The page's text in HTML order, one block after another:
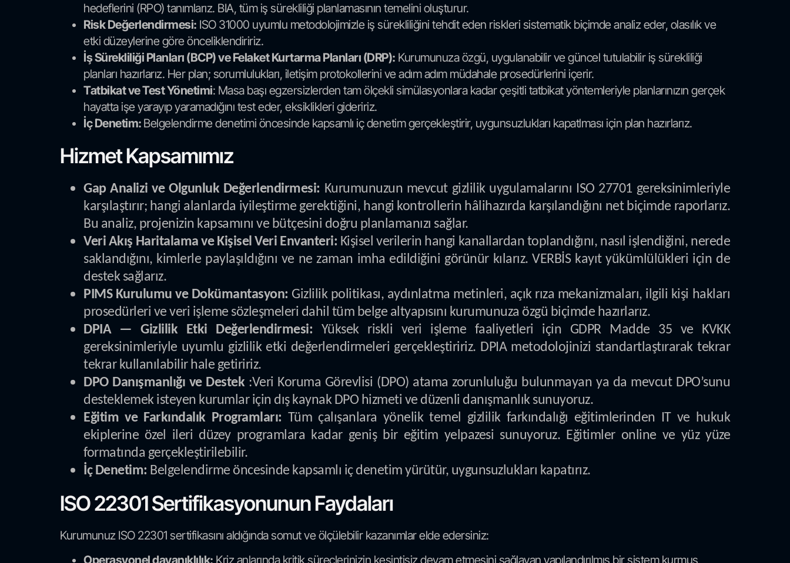
hedeflerini (RPO) tanımlarız. BIA, tüm iş sürekliliği planlamasının temelini oluşturur.
Risk Değerlendirmesi: ISO 31000 uyumlu metodolojimizle iş sürekliliğini tehdit eden riskleri sistematik biçimde analiz eder, olasılık ve
etki düzeylerine göre önceliklendiririz.
İş Sürekliliği Planları (BCP) ve Felaket Kurtarma Planları (DRP): Kurumunuza özgü, uygulanabilir ve güncel tutulabilir iş sürekliliği
planları hazırlarız. Her plan; sorumlulukları, iletişim protokollerini ve adım adım müdahale prosedürlerini içerir.
Tatbikat ve Test Yönetimi: Masa başı egzersizlerden tam ölçekli simülasyonlara kadar çeşitli tatbikat yöntemleriyle planlarınızın gerçek
hayatta işe yarayıp yaramadığını test eder, eksiklikleri gideririz.
İç Denetim: Belgelendirme denetimi öncesinde kapsamlı iç denetim gerçekleştirir, uygunsuzlukları kapatlması için plan hazırlarız.
Hizmet Kapsamımız
Gap Analizi ve Olgunluk Değerlendirmesi: Kurumunuzun mevcut gizlilik uygulamalarını ISO 27701 gereksinimleriyle
karşılaştırır; hangi alanlarda iyileştirme gerektiğini, hangi kontrollerin hâlihazırda karşılandığını net biçimde raporlarız.
Bu analiz, projenizin kapsamını ve bütçesini doğru planlamanızı sağlar.
Veri Akış Haritalama ve Kişisel Veri Envanteri: Kişisel verilerin hangi kanallardan toplandığını, nasıl işlendiğini, nerede
saklandığını, kimlerle paylaşıldığını ve ne zaman imha edildiğini görünür kılarız. VERBİS kayıt yükümlülükleri için de
destek sağlarız.
PIMS Kurulumu ve Dokümantasyon: Gizlilik politikası, aydınlatma metinleri, açık rıza mekanizmaları, ilgili kişi hakları
prosedürleri ve veri işleme sözleşmeleri dahil tüm belge altyapısını kurumunuza özgü biçimde hazırlarız.
DPIA — Gizlilik Etki Değerlendirmesi: Yüksek riskli veri işleme faaliyetleri için GDPR Madde 35 ve KVKK
gereksinimleriyle uyumlu gizlilik etki değerlendirmeleri gerçekleştiririz. DPIA metodolojinizi standartlaştırarak tekrar
tekrar kullanılabilir hale getiririz.
DPO Danışmanlığı ve Destek :Veri Koruma Görevlisi (DPO) atama zorunluluğu bulunmayan ya da mevcut DPO’sunu
desteklemek isteyen kurumlar için dış kaynak DPO hizmeti ve düzenli danışmanlık sunuyoruz.
Eğitim ve Farkındalık Programları: Tüm çalışanlara yönelik temel gizlilik farkındalığı eğitimlerinden IT ve hukuk
ekiplerine özel ileri düzey programlara kadar geniş bir eğitim yelpazesi sunuyoruz. Eğitimler online ve yüz yüze
formatında gerçekleştirilebilir.
İç Denetim: Belgelendirme öncesinde kapsamlı iç denetim yürütür, uygunsuzlukları kapatırız.
ISO 22301 Sertifikasyonunun Faydaları
Kurumunuz ISO 22301 sertifikasını aldığında somut ve ölçülebilir kazanımlar elde edersiniz:
Operasyonel dayanıklılık: Kriz anlarında kritik süreçlerinizin kesintisiz devam etmesini sağlayan yapılandırılmış bir sistem kurmuş